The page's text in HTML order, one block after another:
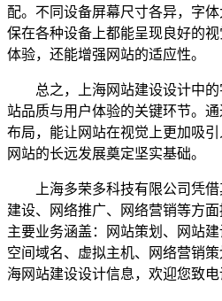
配。不同设备屏幕尺寸各异，字
保在各种设备上都能呈现良好的
体验，还能增强网站的适应性。
总之，上海网站建设设计中的
站品质与用户体验的关键环节。
布局，能让网站在视觉上更加吸
网站的长远发展奠定坚实基础。
上海多荣多科技有限公司凭借
建设、网络推广、网络营销等方
主要业务涵盖：网站策划、网站建
空间域名、虚拟主机、网络营销
海网站建设设计信息，欢迎您致电